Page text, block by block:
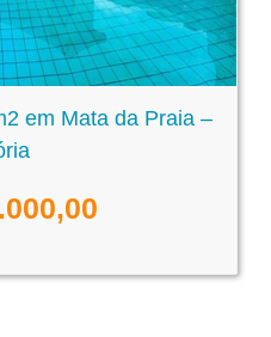
em Mata da Praia –